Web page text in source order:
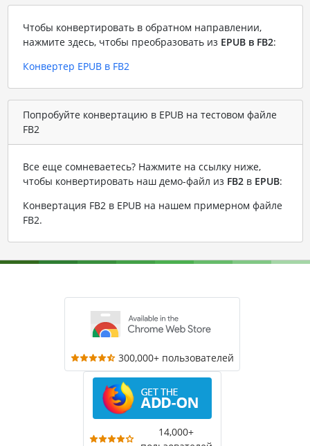
Чтобы конвертировать в обратном направлении,
нажмите здесь, чтобы преобразовать из EPUB в FB2:
Конвертер EPUB в FB2
Попробуйте конвертацию в EPUB на тестовом файле
FB2
Все еще сомневаетесь? Нажмите на ссылку ниже,
чтобы конвертировать наш демо-файл из FB2в EPUB:
Конвертация FB2 в EPUB на нашем примерном файле
FB2.
300,000+ пользователей
14,000+